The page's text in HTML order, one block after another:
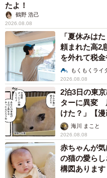
たよ！
鶴野 浩己
2026.08.08
「夏休みは
頼まれた高2
を外れて税
説】もくもくライ
2026.08.08
2泊3日の東
ターに異変
けた？」【漫
海川 まこと
2026.08.08
赤ちゃんが
の猫の愛ら
構図あります